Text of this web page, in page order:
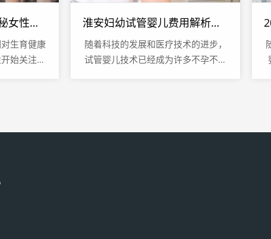
排卵试纸走向图，揭秘女性生育周期的关键指标
生育健康
始关注自
淮安妇幼试管婴儿费用解析，全面了解试管婴儿成本
随着科技的发展和医疗技术的进步，
试管婴儿技术已经成为许多不孕不育